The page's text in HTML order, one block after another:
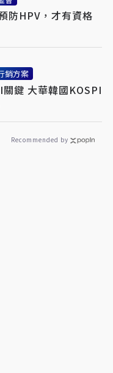
防HPV，才有資格
銷方案
鍵 大華韓國KOSPI
Recommended by